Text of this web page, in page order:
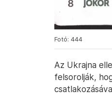
Fotó: 444
Az Ukrajna
felsorolják,